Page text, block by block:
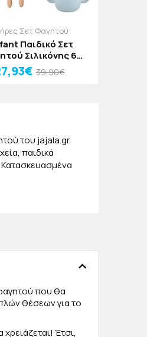
Σετ Φαγητού
Παιδικό Σετ
Σιλικόνης 6
Τεμαχίων39,90€
του jajala.gr.
παιδικά
Κατασκευασμένα
που θα
θέσεων για το
Έτσι,